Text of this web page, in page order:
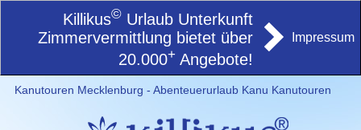
Killikus© Urlaub Unterkunft
Zimmervermittlung bietet über
20.000+ Angebote!
Impressum
Kanutouren Mecklenburg - Abenteuerurlaub Kanu Kanutouren